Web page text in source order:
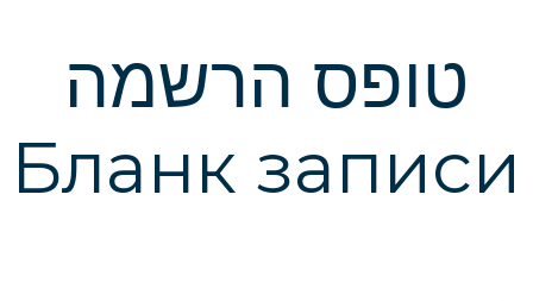
טופס הרשמה
Бланк записи